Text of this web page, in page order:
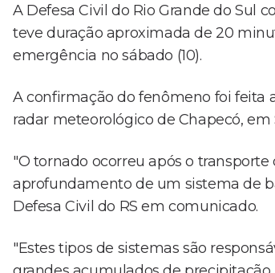
A Defesa Civil do Rio Grande do Sul
teve duração aproximada de 20
emergência no sábado (10).
A confirmação do fenômeno foi feita
radar meteorológico de Chapecó, em
"O tornado ocorreu após o
aprofundamento de um sistema de
Defesa Civil do RS em comunicado.
"Estes tipos de sistemas são